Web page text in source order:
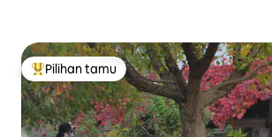
Pilihan tamu terpopuler
Pilihan tamu